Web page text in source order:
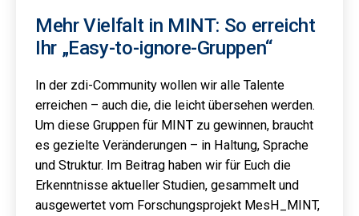
Mehr Vielfalt in MINT: So erreicht
Ihr „Easy-to-ignore-Gruppen“
In der zdi-Community wollen wir alle Talente
erreichen – auch die, die leicht übersehen werden.
Um diese Gruppen für MINT zu gewinnen, braucht
es gezielte Veränderungen – in Haltung, Sprache
und Struktur. Im Beitrag haben wir für Euch die
Erkenntnisse aktueller Studien, gesammelt und
ausgewertet vom Forschungsprojekt MesH_MINT,